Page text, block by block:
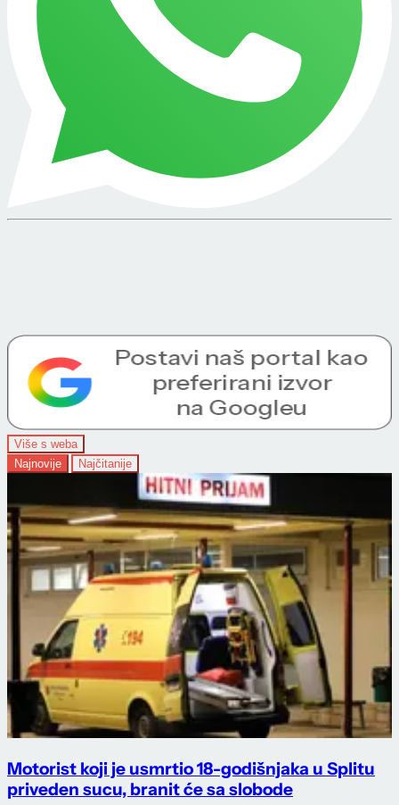
Više s weba
Najnovije
Najčitanije
Motorist koji je usmrtio 18-godišnjaka u Splitu
priveden sucu, branit će sa slobode